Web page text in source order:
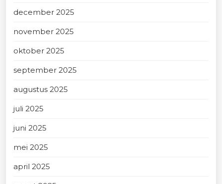
december 2025
november 2025
oktober 2025
september 2025
augustus 2025
juli 2025
juni 2025
mei 2025
april 2025